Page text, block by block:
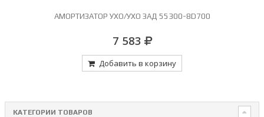
АМОРТИЗАТОР УХО/УХО ЗАД 55300-8D700
7 583
Добавить в корзину
КАТЕГОРИИ ТОВАРОВ